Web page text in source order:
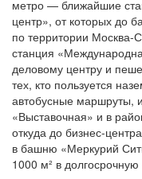
метро — ближайшие
центр», от которых до
по территории
станция
деловому центру и
тех, кто пользуется
автобусные маршруты,
«Выставочная» и в
откуда до бизнес-
в башню «Меркурий
1000 м² в